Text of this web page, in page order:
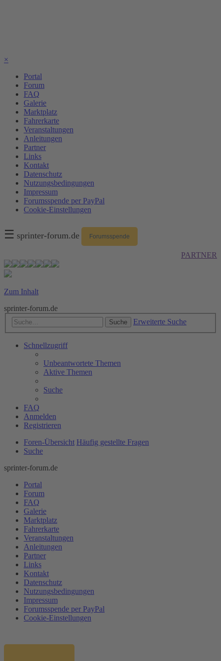
×
Portal
Forum
FAQ
Galerie
Marktplatz
Fahrerkarte
Veranstaltungen
Anleitungen
Partner
Links
Kontakt
Datenschutz
Nutzungsbedingungen
Impressum
Forumsspende per PayPal
Cookie-Einstellungen
☰ sprinter-forum.de Forumsspende
PARTNER
Zum Inhalt
sprinter-forum.de
Suche Erweiterte Suche
Schnellzugriff
Unbeantwortete Themen
Aktive Themen
Suche
FAQ
Anmelden
Registrieren
Foren-Übersicht Häufig gestellte Fragen
Suche
sprinter-forum.de
Portal
Forum
FAQ
Galerie
Marktplatz
Fahrerkarte
Veranstaltungen
Anleitungen
Partner
Links
Kontakt
Datenschutz
Nutzungsbedingungen
Impressum
Forumsspende per PayPal
Cookie-Einstellungen